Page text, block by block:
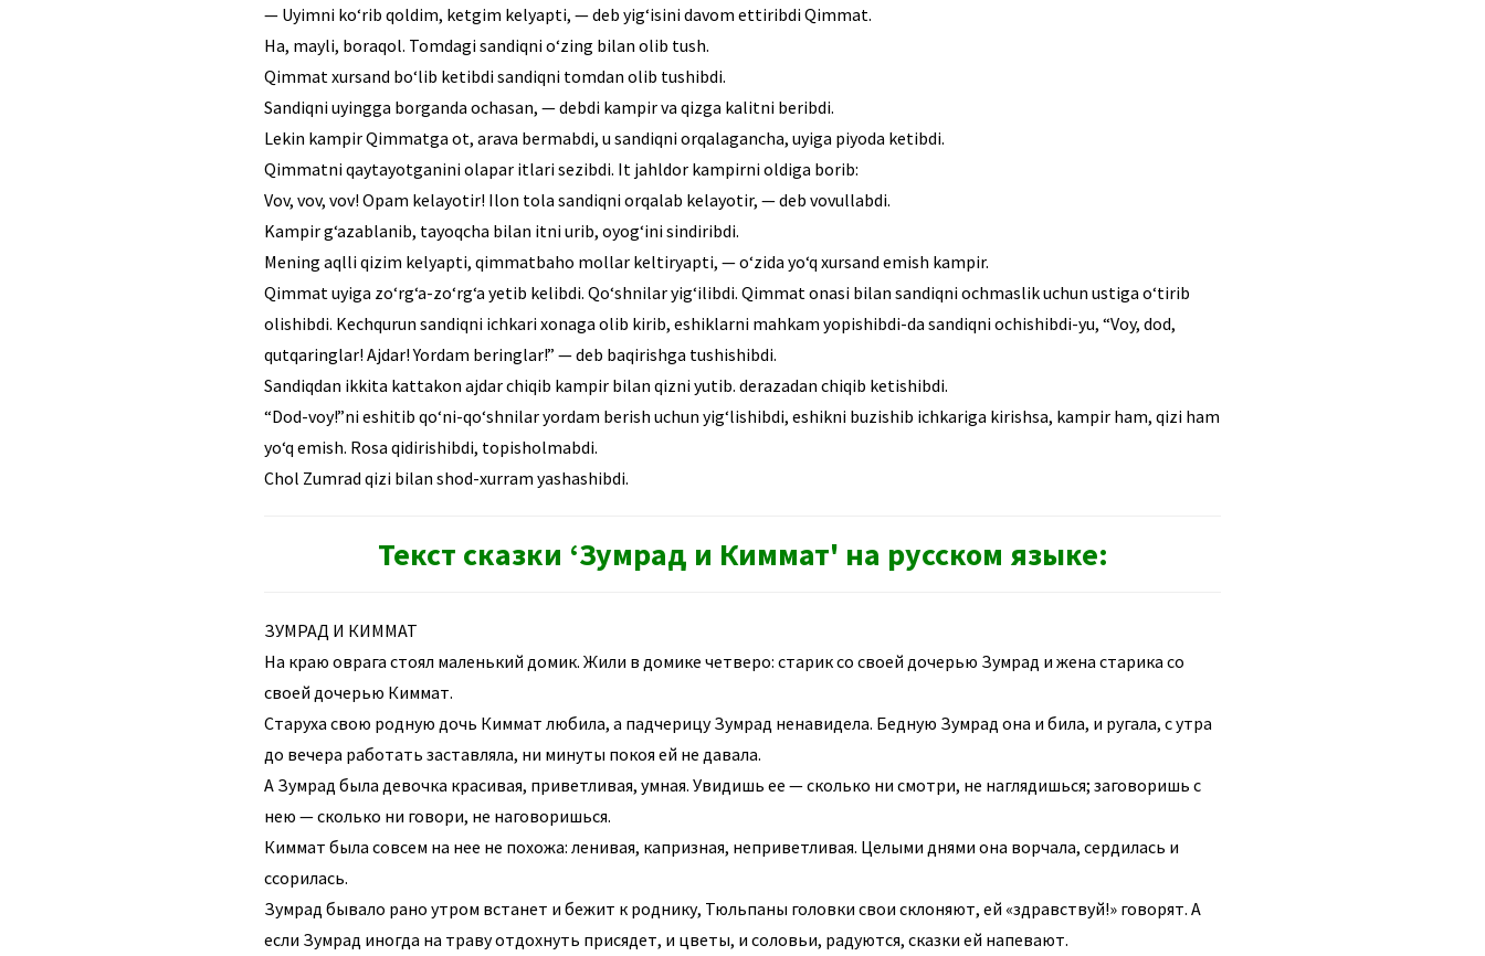
— Uyimni ko‘rib qoldim, ketgim kelyapti, — deb yig‘isini davom ettiribdi Qimmat.
Ha, mayli, boraqol. Tomdagi sandiqni o‘zing bilan olib tush.
Qimmat xursand bo‘lib ketibdi sandiqni tomdan olib tushibdi.
Sandiqni uyingga borganda ochasan, — debdi kampir va qizga kalitni beribdi.
Lekin kampir Qimmatga ot, arava bermabdi, u sandiqni orqalagancha, uyiga piyoda ketibdi.
Qimmatni qaytayotganini olapar itlari sezibdi. It jahldor kampirni oldiga borib:
Vov, vov, vov! Opam kelayotir! Ilon tola sandiqni orqalab kelayotir, — deb vovullabdi.
Kampir g‘azablanib, tayoqcha bilan itni urib, oyog‘ini sindiribdi.
Mening aqlli qizim kelyapti, qimmatbaho mollar keltiryapti, — o‘zida yo‘q xursand emish kampir.
Qimmat uyiga zo‘rg‘a-zo‘rg‘a yetib kelibdi. Qo‘shnilar yig‘ilibdi. Qimmat onasi bilan sandiqni ochmaslik uchun ustiga o‘tirib
olishibdi. Kechqurun sandiqni ichkari xonaga olib kirib, eshiklarni mahkam yopishibdi-da sandiqni ochishibdi-yu, “Voy, dod,
qutqaringlar! Ajdar! Yordam beringlar!” — deb baqirishga tushishibdi.
Sandiqdan ikkita kattakon ajdar chiqib kampir bilan qizni yutib. derazadan chiqib ketishibdi.
“Dod-voy!”ni eshitib qo‘ni-qo‘shnilar yordam berish uchun yig‘lishibdi, eshikni buzishib ichkariga kirishsa, kampir ham, qizi ham
yo‘q emish. Rosa qidirishibdi, topisholmabdi.
Chol Zumrad qizi bilan shod-xurram yashashibdi.
Текст сказки ‘Зумрад и Киммат' на русском языке:
ЗУМРАД И КИММАТ
На краю оврага стоял маленький домик. Жили в домике четверо: старик со своей дочерью Зумрад и жена старика со
своей дочерью Киммат.
Старуха свою родную дочь Киммат любила, а падчерицу Зумрад ненавидела. Бедную Зумрад она и била, и ругала, с утра
до вечера работать заставляла, ни минуты покоя ей не давала.
А Зумрад была девочка красивая, приветливая, умная. Увидишь ее — сколько ни смотри, не наглядишься; заговоришь с
нею — сколько ни говори, не наговоришься.
Киммат была совсем на нее не похожа: ленивая, капризная, неприветливая. Целыми днями она ворчала, сердилась и
ссорилась.
Зумрад бывало рано утром встанет и бежит к роднику, Тюльпаны головки свои склоняют, ей «здравствуй!» говорят. А
если Зумрад иногда на траву отдохнуть присядет, и цветы, и соловьи, радуются, сказки ей напевают.